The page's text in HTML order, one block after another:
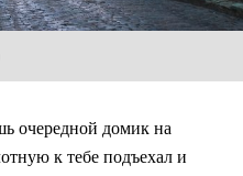
очередной домик на
к тебе подъехал и